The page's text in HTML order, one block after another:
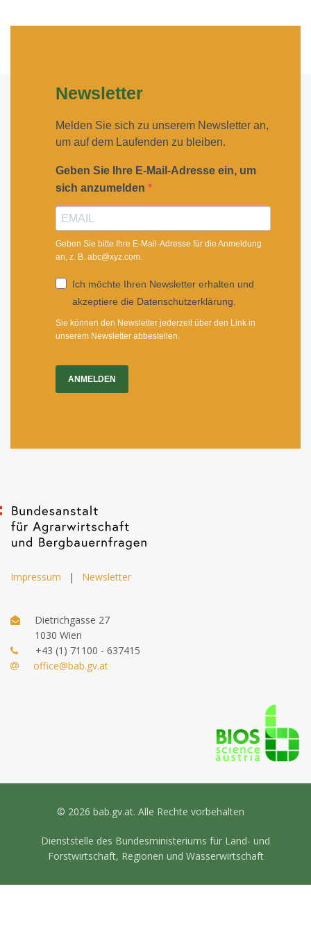
Newsletter
Melden Sie sich zu unserem Newsletter an,
um auf dem Laufenden zu bleiben.
Geben Sie Ihre E-Mail-Adresse ein, um
sich anzumelden
Geben Sie bitte Ihre E-Mail-Adresse für die Anmeldung
an, z. B. abc@xyz.com.
Ich möchte Ihren Newsletter erhalten und
akzeptiere die Datenschutzerklärung.
Sie können den Newsletter jederzeit über den Link in
unserem Newsletter abbestellen.
ANMELDEN
Impressum | Newsletter
Dietrichgasse 27
1030 Wien
+43 (1) 71100 - 637415
office@bab.gv.at
© 2026 bab.gv.at. Alle Rechte vorbehalten
Dienststelle des Bundesministeriums für Land- und
Forstwirtschaft, Regionen und Wasserwirtschaft